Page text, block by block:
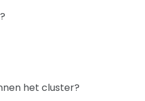
het cluster?